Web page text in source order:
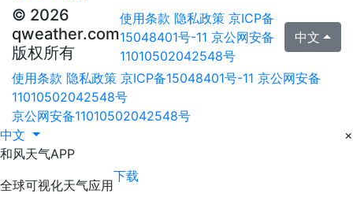
© 2026
qweather.com
版权所有
使用条款 隐私政策 京ICP备
15048401号-11 京公网安备
11010502042548号
中文
使用条款 隐私政策 京ICP备15048401号-11 京公网安备
11010502042548号
京公网安备11010502042548号
中文
×
和风天气APP
全球可视化天气应用
下载